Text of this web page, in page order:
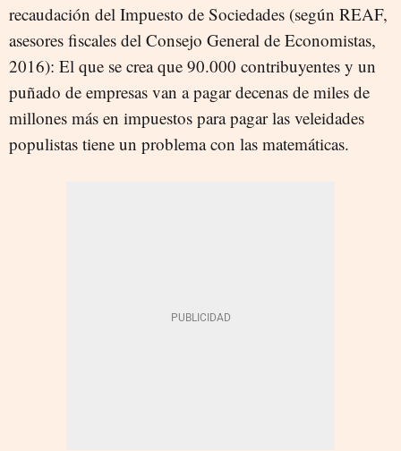
recaudación del Impuesto de Sociedades (según REAF,
asesores fiscales del Consejo General de Economistas,
2016): El que se crea que 90.000 contribuyentes y un
puñado de empresas van a pagar decenas de miles de
millones más en impuestos para pagar las veleidades
populistas tiene un problema con las matemáticas.